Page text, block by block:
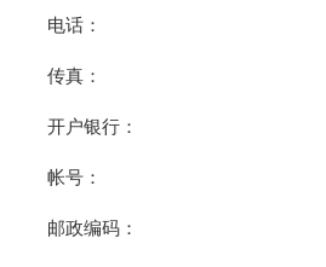
电话：
传真：
开户银行：
帐号：
邮政编码：